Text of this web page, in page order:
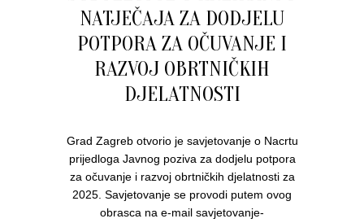
NATJEČAJA ZA DODJELU
POTPORA ZA OČUVANJE I
RAZVOJ OBRTNIČKIH
DJELATNOSTI
Grad Zagreb otvorio je savjetovanje o Nacrtu
prijedloga Javnog poziva za dodjelu potpora
za očuvanje i razvoj obrtničkih djelatnosti za
2025. Savjetovanje se provodi putem ovog
obrasca na e-mail savjetovanje-